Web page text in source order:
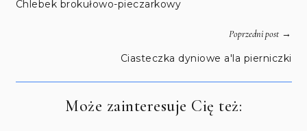
Chlebek brokułowo-pieczarkowy
Poprzedni post→
Ciasteczka dyniowe a'la pierniczki
Może zainteresuje Cię też: